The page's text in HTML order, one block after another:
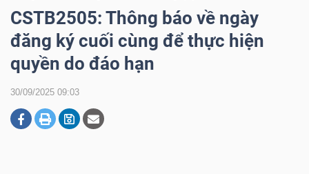
CSTB2505: Thông báo về ngày
đăng ký cuối cùng để thực hiện
quyền do đáo hạn
30/09/2025 09:03
CHỨNG
KHOÁN
DOANH